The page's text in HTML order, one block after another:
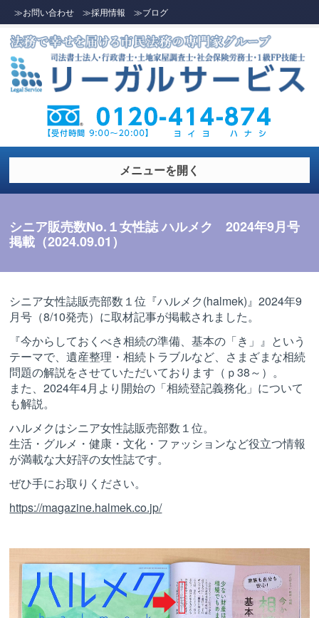
≫お問い合わせ ≫採用情報 ≫ブログ
メニューを開く
シニア販売数No.１女性誌 ハルメク 2024年9月号
掲載（2024.09.01）
シニア女性誌販売部数１位『ハルメク(halmek)』2024年9
月号（8/10発売）に取材記事が掲載されました。
『今からしておくべき相続の準備、基本の「き」』という
テーマで、遺産整理・相続トラブルなど、さまざまな相続
問題の解説をさせていただいております（ｐ38～）。
また、2024年4月より開始の「相続登記義務化」について
も解説。
ハルメクはシニア女性誌販売部数１位。
生活・グルメ・健康・文化・ファッションなど役立つ情報
が満載な大好評の女性誌です。
ぜひ手にお取りください。
https://magazine.halmek.co.jp/